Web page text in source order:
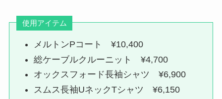
使用アイテム
メルトンPコート ¥10,400
総ケーブルクルーニット ¥4,700
オックスフォード長袖シャツ ¥6,900
スムス長袖UネックTシャツ ¥6,150